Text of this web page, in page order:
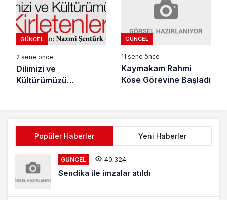
GÜNCEL
2 sene önce
Dilimizi ve
Kültürümüzü
GÜNCEL
11 sene önce
Kaymakam Rahmi
Köse Görevine Başladı
Popüler Haberler Yeni Haberler
GÜNCEL 40.324
Sendika ile imzalar atıldı